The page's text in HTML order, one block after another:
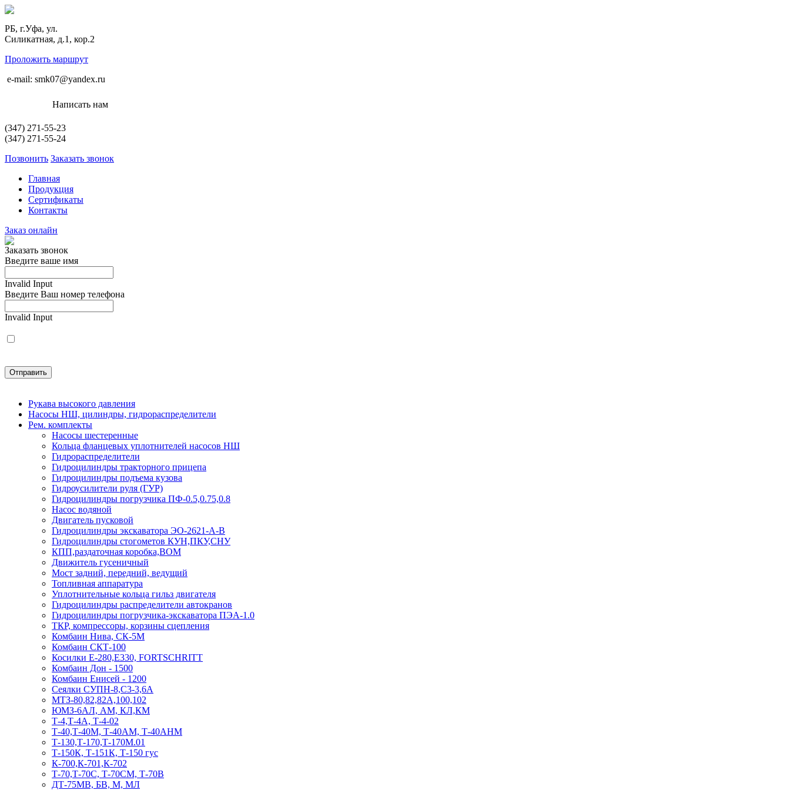
РБ, г.Уфа, ул.
Силикатная, д.1, кор.2
Проложить маршрут
e-mail: smk07@yandex.ru
Написать нам
(347) 271-55-23
(347) 271-55-24
Позвонить Заказать звонок
Главная
Продукция
Сертификаты
Контакты
Заказ онлайн
Заказать звонок
Введите ваше имя
Invalid Input
Введите Ваш номер телефона
Invalid Input
Рукава высокого давления
Насосы НШ, цилиндры, гидрораспределители
Рем. комплекты
Насосы шестеренные
Кольца фланцевых уплотнителей насосов НШ
Гидрораспределители
Гидроцилиндры тракторного прицепа
Гидроцилиндры подъема кузова
Гидроусилители руля (ГУР)
Гидроцилиндры погрузчика ПФ-0.5,0.75,0.8
Насос водяной
Двигатель пусковой
Гидроцилиндры экскаватора ЭО-2621-А-В
Гидроцилиндры стогометов КУН,ПКУ,СНУ
КПП,раздаточная коробка,ВОМ
Движитель гусеничный
Мост задний, передний, ведущий
Топливная аппаратура
Уплотнительные кольца гильз двигателя
Гидроцилиндры распределители автокранов
Гидроцилиндры погрузчика-экскаватора ПЭА-1.0
ТКР, компрессоры, корзины сцепления
Комбаин Нива, СК-5М
Комбаин СКТ-100
Косилки Е-280,Е330, FORTSCHRITT
Комбаин Дон - 1500
Комбаин Енисей - 1200
Сеялки СУПН-8,С3-3,6А
МТЗ-80,82,82А,100,102
ЮМЗ-6АЛ, АМ, КЛ,КМ
Т-4,Т-4А, Т-4-02
Т-40,Т-40М, Т-40АМ, Т-40АНМ
Т-130,Т-170,Т-170М.01
Т-150К, Т-151К, Т-150 гус
К-700,К-701,К-702
Т-70,Т-70С, Т-70СМ, Т-70В
ДТ-75МВ, БВ, М, МЛ